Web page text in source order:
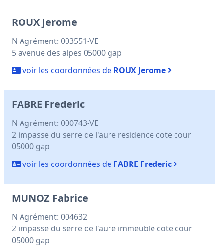
ROUX Jerome
N Agrément: 003551-VE
5 avenue des alpes 05000 gap
voir les coordonnées de ROUX Jerome
FABRE Frederic
N Agrément: 000743-VE
2 impasse du serre de l'aure residence cote cour
05000 gap
voir les coordonnées de FABRE Frederic
MUNOZ Fabrice
N Agrément: 004632
2 impasse du serre de l'aure immeuble cote cour
05000 gap